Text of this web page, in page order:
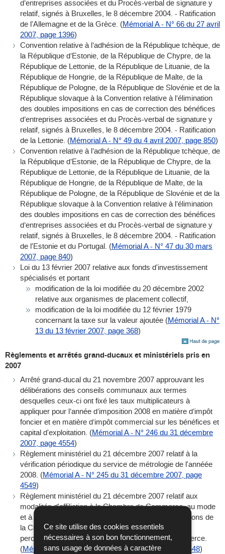
Ce site utilise des cookies essentiels
nécessaires à son bon fonctionnement,
sans usage de données à caractère
d’entreprises associées et du Procès-verbal de signature y
relatif, signés à Bruxelles, le 8 décembre 2004. - Ratification
de l'Allemagne et de la Grèce. (Mémorial A - N° 66 du 27 avril
2007, page 1396)
Convention relative à l’adhésion de la République tchèque, de
la République d’Estonie, de la République de Chypre, de la
République de Lettonie, de la République de Lituanie, de la
République de Hongrie, de la République de Malte, de la
République de Pologne, de la République de Slovénie et de la
République slovaque à la Convention relative à l’élimination
des doubles impositions en cas de correction des bénéfices
d’entreprises associées et du Procès-verbal de signature y
relatif, signés à Bruxelles, le 8 décembre 2004. - Ratification
de la Lettonie. (Mémorial A - N° 49 du 4 avril 2007, page 850)
Convention relative à l’adhésion de la République tchèque, de
la République d’Estonie, de la République de Chypre, de la
République de Lettonie, de la République de Lituanie, de la
République de Hongrie, de la République de Malte, de la
République de Pologne, de la République de Slovénie et de la
République slovaque à la Convention relative à l’élimination
des doubles impositions en cas de correction des bénéfices
d’entreprises associées et du Procès-verbal de signature y
relatif, signés à Bruxelles, le 8 décembre 2004. - Ratification
de l'Estonie et du Portugal. (Mémorial A - N° 47 du 30 mars
2007, page 840)
Loi du 13 février 2007 relative aux fonds d'investissement
spécialisés et portant
modification de la loi modifiée du 20 décembre 2002
relative aux organismes de placement collectif,
modification de la loi modifiée du 12 février 1979
concernant la taxe sur la valeur ajoutée (Mémorial A - N°
13 du 13 février 2007, page 368)
Règlements et arrêtés grand-ducaux et ministériels pris en
2007
Arrêté grand-ducal du 21 novembre 2007 approuvant les
délibérations des conseils communaux aux termes
desquelles ceux-ci ont fixé les taux multiplicateurs à
appliquer pour l’année d’imposition 2008 en matière d’impôt
foncier et en matière d’impôt commercial sur les bénéfices et
capital d'exploitation. (Mémorial A - N° 246 du 31 décembre
2007, page 4554)
Règlement ministériel du 21 décembre 2007 relatif à la
vérification périodique du service de métrologie de l'annéée
2008. (Mémorial A - N° 245 du 31 décembre 2007, page
4549)
Règlement ministériel du 21 décembre 2007 relatif aux
modalités d'affiliation à la Chambre de Commerce, au mode
et à la procédure d'établissement du rôle des cotisations de
la Chambre de Commerce et fixant la procédure de
perception des cotisations de la Chambre de Commerce.
(Mémorial A - N° 245 du 31 décembre 2007, page 4548)